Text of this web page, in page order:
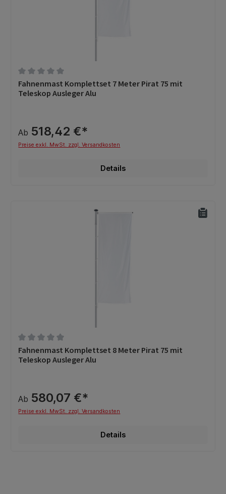
Durchschnittliche Bewertung von 0 von 5 Sternen
Fahnenmast Komplettset 7 Meter Pirat 75 mit
Teleskop Ausleger Alu
Ab 518,42 €*
Preise exkl. MwSt. zzgl. Versandkosten
Details
Durchschnittliche Bewertung von 0 von 5 Sternen
Fahnenmast Komplettset 8 Meter Pirat 75 mit
Teleskop Ausleger Alu
Ab 580,07 €*
Preise exkl. MwSt. zzgl. Versandkosten
Details